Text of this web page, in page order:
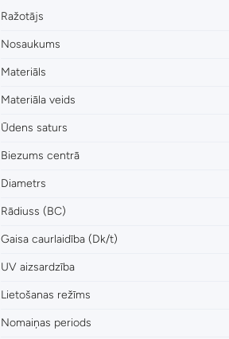
Ražotājs
Nosaukums
Materiāls
Materiāla veids
Ūdens saturs
Biezums centrā
Diametrs
Rādiuss (BC)
Gaisa caurlaidība (Dk/t)
UV aizsardzība
Lietošanas režīms
Nomaiņas periods